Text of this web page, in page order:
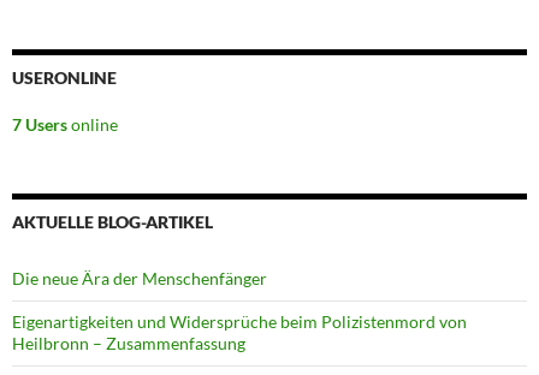
USERONLINE
7 Usersonline
AKTUELLE BLOG-ARTIKEL
Die neue Ära der Menschenfänger
Eigenartigkeiten und Widersprüche beim Polizistenmord von
Heilbronn – Zusammenfassung